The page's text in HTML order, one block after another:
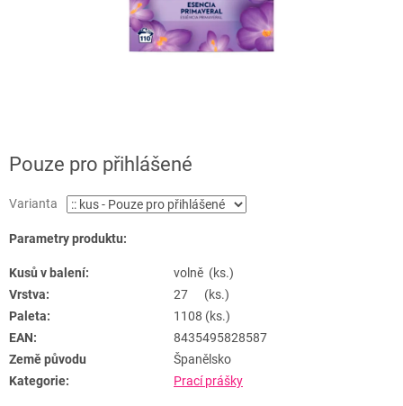
Pouze pro přihlášené
Varianta
Parametry produktu:
Kusů v balení:
volně (ks.)
Vrstva:
27 (ks.)
Paleta:
1108 (ks.)
EAN:
8435495828587
Země původu
Španělsko
Kategorie:
Prací prášky